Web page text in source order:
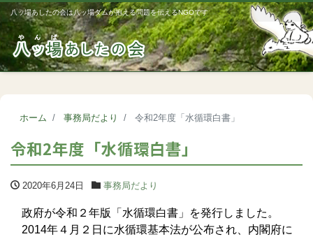
八ッ場あしたの会は八ッ場ダムが抱える問題を伝えるNGOです
ホーム 事務局だより 令和2年度「水循環白書」
令和2年度「水循環白書」
2020年6月24日 事務局だより
政府が令和２年版「水循環白書」を発行しました。
2014年４月２日に水循環基本法が公布され、内閣府に